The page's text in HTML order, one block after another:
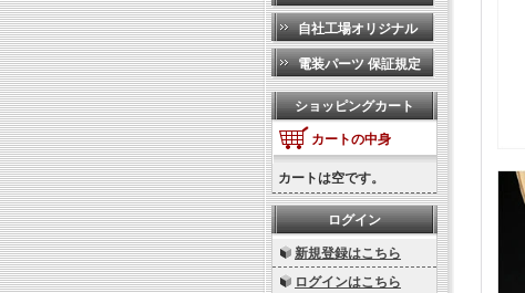
自社工場オリジナル
電装パーツ 保証規定
ショッピングカート
カートの中身
カートは空です。
ログイン
新規登録はこちら
ログインはこちら